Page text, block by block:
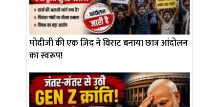
मोदीजी की एक ज़िद ने विराट बनाया छात्र आंदोलन
का स्वरूप!